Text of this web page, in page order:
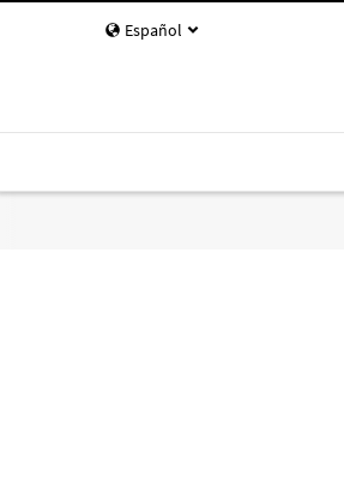
Español